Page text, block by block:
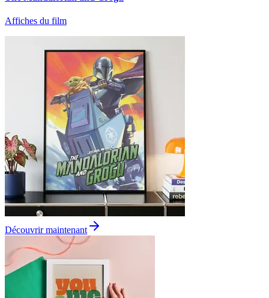
Affiches du film
Découvrir maintenant